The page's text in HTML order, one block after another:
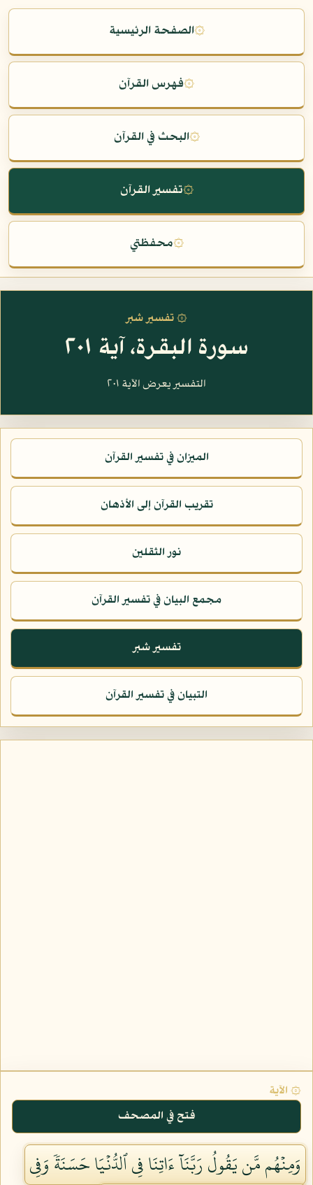
۞الصفحة الرئيسية
۞فهرس القرآن
۞البحث في القرآن
۞تفسير القرآن
۞محفظتي
۞ تفسير شبر
سورة البقرة، آية ٢٠١
التفسير يعرض الآية ٢٠١
الميزان في تفسير القرآن
تقريب القرآن إلى الأذهان
نور الثقلين
مجمع البيان في تفسير القرآن
تفسير شبر
التبيان في تفسير القرآن
۞ الآية
فتح في المصحف
وَمِنۡهُم مَّن يَقُولُ رَبَّنَآ ءَاتِنَا فِي ٱلدُّنۡيَا حَسَنَةٗ وَفِي